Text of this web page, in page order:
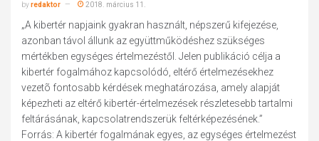
byredaktor 2018. március 11.
„A kibertér napjaink gyakran használt, népszerű kifejezése,
azonban távol állunk az együttműködéshez szükséges
mértékben egységes értelmezéstől. Jelen publikáció célja a
kibertér fogalmához kapcsolódó, eltérő értelmezésekhez
vezetõ fontosabb kérdések meghatározása, amely alapját
képezheti az eltérő kibertér-értelmezések részletesebb tartalmi
feltárásának, kapcsolatrendszerük feltérképezésének.”
Forrás: A kibertér fogalmának egyes, az egységes értelmezést